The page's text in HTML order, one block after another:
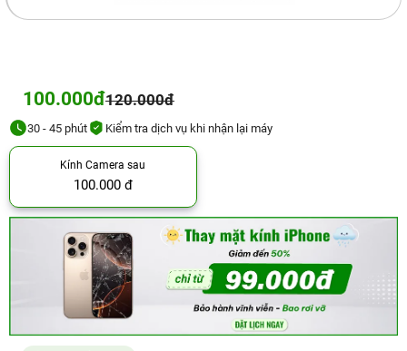
100.000đ120.000đ
30 - 45 phút Kiểm tra dịch vụ khi nhận lại máy
Kính Camera sau
100.000 đ